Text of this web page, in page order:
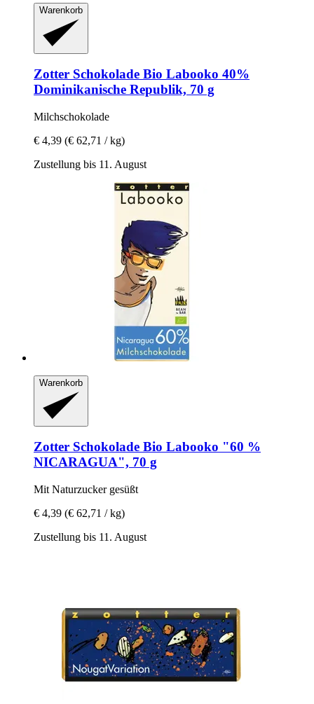
Warenkorb
Zotter Schokolade Bio Labooko 40%
Dominikanische Republik, 70 g
Milchschokolade
€ 4,39 (€ 62,71 / kg)
Zustellung bis 11. August
Warenkorb
Zotter Schokolade Bio Labooko "60 %
NICARAGUA", 70 g
Mit Naturzucker gesüßt
€ 4,39 (€ 62,71 / kg)
Zustellung bis 11. August